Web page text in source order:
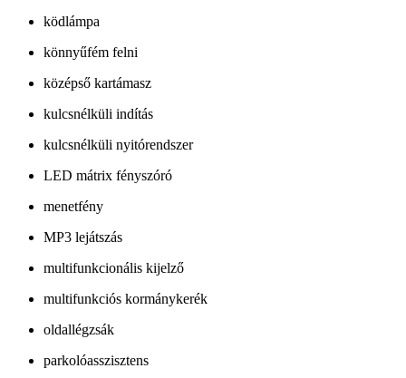
ködlámpa
könnyűfém felni
középső kartámasz
kulcsnélküli indítás
kulcsnélküli nyitórendszer
LED mátrix fényszóró
menetfény
MP3 lejátszás
multifunkcionális kijelző
multifunkciós kormánykerék
oldallégzsák
parkolóasszisztens